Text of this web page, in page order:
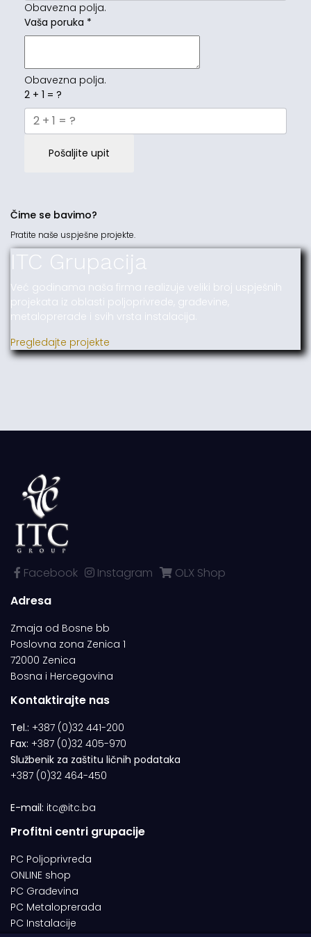
Obavezna polja.
Vaša poruka *
Obavezna polja.
2 + 1 = ?
Pošaljite upit
Čime se bavimo?
Pratite naše uspješne projekte.
ITC Grupacija
Već godinama naša firma realizuje veliki broj uspješnih
projekata iz oblasti poljoprivrede, građevine,
metaloprerade i svih vrsta instalacija.
Pregledajte projekte
Facebook Instagram
OLX Shop
Adresa
Zmaja od Bosne bb
Poslovna zona Zenica 1
72000 Zenica
Bosna i Hercegovina
Kontaktirajte nas
Tel.: +387 (0)32 441-200
Fax: +387 (0)32 405-970
Službenik za zaštitu ličnih podataka
+387 (0)32 464-450
E-mail: itc@itc.ba
Profitni centri grupacije
PC Poljoprivreda
ONLINE shop
PC Građevina
PC Metaloprerada
PC Instalacije